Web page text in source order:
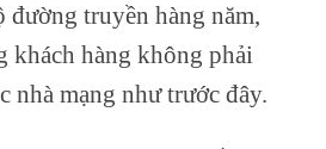
đường truyền hàng năm,
khách hàng không phải
nhà mạng như trước đây.